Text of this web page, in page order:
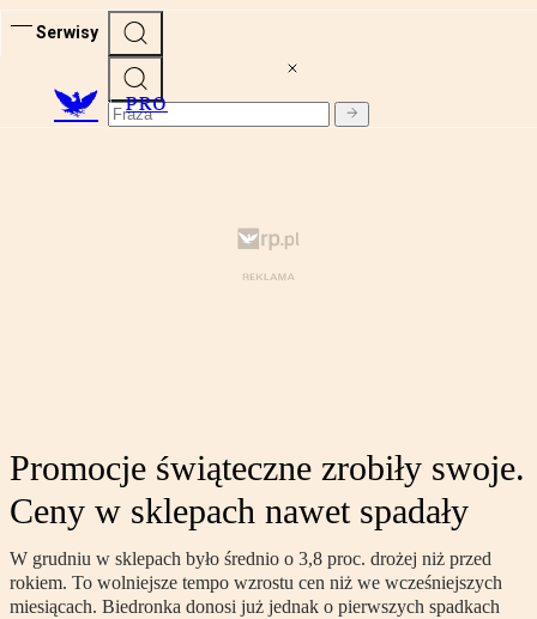
Serwisy
PRO
Promocje świąteczne zrobiły swoje.
Ceny w sklepach nawet spadały
W grudniu w sklepach było średnio o 3,8 proc. drożej niż przed
rokiem. To wolniejsze tempo wzrostu cen niż we wcześniejszych
miesiącach. Biedronka donosi już jednak o pierwszych spadkach